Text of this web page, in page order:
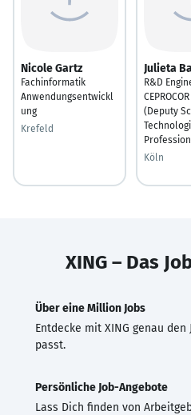
Nicole Gartz
Fachinformatik
Anwendungsentwickl
ung
Krefeld
Julieta
R&D
(Deputy
Köln
XING – Das
Über eine Million Jobs
Entdecke mit XING genau
passt.
Persönliche Job-Angebote
Lass Dich finden von